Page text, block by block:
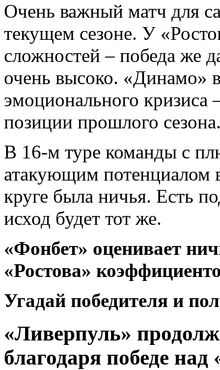
Очень важный матч для
текущем сезоне. У
сложностей – победа же
очень высоко. «Динамо»
эмоционального кризиса
позиции прошлого
В 16-м туре команды с
атакующим потенциалом
круге была ничья. Есть
исход будет тот же.
«Фонбет» оценивает
«Ростова»
Угадай победителя и
«Ливерпуль»
благодаря победе над